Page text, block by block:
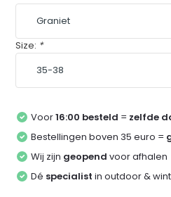
Size: *
Voor16:00 besteld = zelfde
Bestellingen boven 35 euro =
Wij zijn geopend voor afhalen
Dé specialist in outdoor &